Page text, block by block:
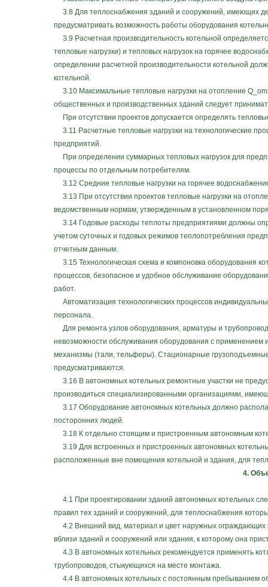
3.8 Для теплоснабжения зданий и сооружений, имеющих
предусматривать возможность работы оборудования
3.9 Расчетная производительность котельной
тепловые нагрузки) и тепловых нагрузок на горячее
определении расчетной производительности котельной
котельной.
3.10 Максимальные тепловые нагрузки на отопление
общественных и производственных зданий следует
При отсутствии проектов допускается определять
3.11 Расчетные тепловые нагрузки на технологические
предприятий.
При определении суммарных тепловых нагрузок для
процессы по отдельным потребителям.
3.12 Средние тепловые нагрузки на горячее
3.13 При отсутствии проектов тепловые нагрузки на
ведомственным нормам, утвержденным в установленном
3.14 Годовые расходы теплоты предприятиями должны
учетом суточных и годовых режимов теплопотребления
отчетным данным.
3.15 Технологическая схема и компоновка оборудования
процессов, безопасное и удобное обслуживание
работ.
Автоматизация технологических процессов
персонала.
Для ремонта узлов оборудования, арматуры и
невозможности обслуживания оборудования с применением
механизмы (тали, тельферы). Стационарные
предусматриваются.
3.16 В автономных котельных ремонтные участки не
производиться специализированными организациями,
3.17 Оборудование автономных котельных должно
посторонних людей.
3.18 К отдельно стоящим и пристроенным автономным
3.19 Для встроенных и пристроенных автономных
расположенные вне помещения котельной и здания, для
4.
4.1 При проектировании зданий автономных котельных
правил тех зданий и сооружений, для теплоснабжения
4.2 Внешний вид, материал и цвет наружных ограждающих
вблизи зданий и сооружений или здания, к которому она
4.3 В автономных котельных рекомендуется применять
трубопроводов, стыкующихся на месте монтажа.
4.4 В автономных котельных с постоянным пребыванием